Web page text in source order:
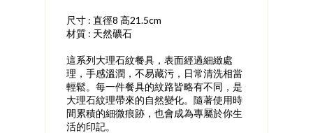
尺寸 : 直徑8 高21.5cm
材質 : 天然礦石
這系列大理石紋餐具，表面經過細緻處
理，手感溫潤，不易藏污，日常清洗相當
輕鬆。每一件餐具的紋路皆略有不同，是
大理石紋理帶來的自然變化。隨著使用時
間累積的細微痕跡，也會成為專屬於你生
活的印記。